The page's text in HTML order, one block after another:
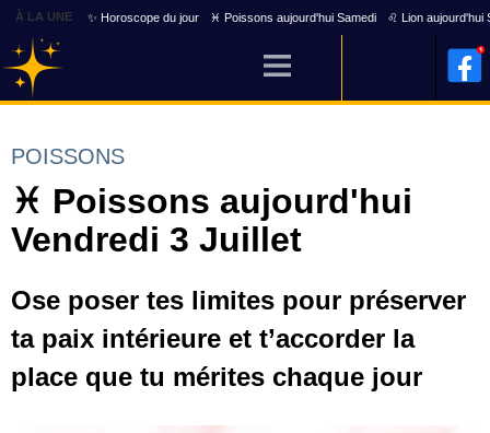
À LA UNE ✨ Horoscope du jour ♓ Poissons aujourd'hui Samedi ♌ Lion aujourd'hui
POISSONS
♓ Poissons aujourd'hui
Vendredi 3 Juillet
Ose poser tes limites pour préserver
ta paix intérieure et t’accorder la
place que tu mérites chaque jour